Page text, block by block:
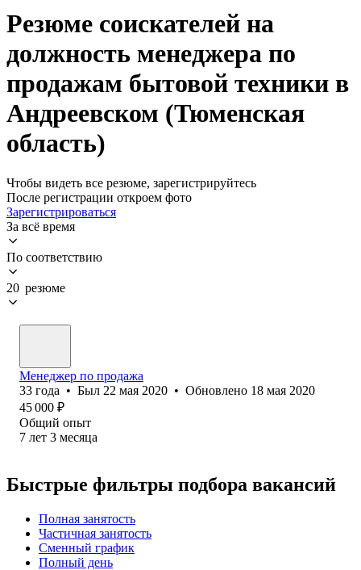
Резюме соискателей на
должность менеджера по
продажам бытовой техники в
Андреевском (Тюменская
область)
Чтобы видеть все резюме, зарегистрируйтесь
После регистрации откроем фото
Зарегистрироваться
За всё время
По соответствию
20 резюме
Менеджер по продажа
33 года • Был 22 мая 2020 • Обновлено 18 мая 2020
45 000 ₽
Общий опыт
7 лет 3 месяца
Быстрые фильтры подбора вакансий
Полная занятость
Частичная занятость
Сменный график
Полный день